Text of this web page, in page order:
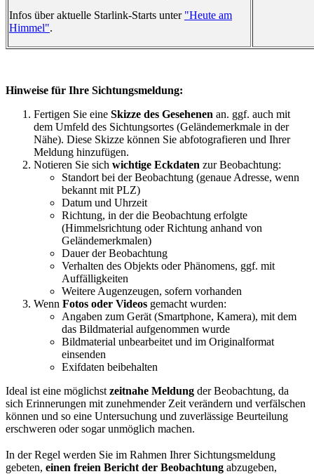
Infos über aktuelle Starlink-Starts unter "Heute am
Himmel".
Hinweise für Ihre Sichtungsmeldung:
Fertigen Sie eine Skizze des Gesehenen an. ggf. auch mit
dem Umfeld des Sichtungsortes (Geländemerkmale in der
Nähe). Diese Skizze können Sie abfotografieren und Ihrer
Meldung hinzufügen.
Notieren Sie sich wichtige Eckdaten zur Beobachtung:
Standort bei der Beobachtung (genaue Adresse, wenn
bekannt mit PLZ)
Datum und Uhrzeit
Richtung, in der die Beobachtung erfolgte
(Himmelsrichtung oder Richtung anhand von
Geländemerkmalen)
Dauer der Beobachtung
Verhalten des Objekts oder Phänomens, ggf. mit
Auffälligkeiten
Weitere Augenzeugen, sofern vorhanden
Wenn Fotos oder Videos gemacht wurden:
Angaben zum Gerät (Smartphone, Kamera), mit dem
das Bildmaterial aufgenommen wurde
Bildmaterial unbearbeitet und im Originalformat
einsenden
Exifdaten beibehalten
Ideal ist eine möglichst zeitnahe Meldung der Beobachtung, da
sich Erinnerungen mit zunehmender Zeit verändern und verfälschen
können und so eine Untersuchung und zuverlässige Beurteilung
erschweren oder sogar unmöglich machen.
In der Regel werden Sie im Rahmen Ihrer Sichtungsmeldung
gebeten, einen freien Bericht der Beobachtung abzugeben,